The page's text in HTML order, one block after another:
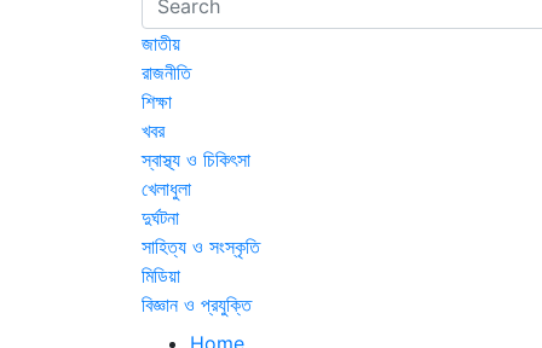
জাতীয়
রাজনীতি
শিক্ষা
খবর
স্বাস্থ্য ও চিকিৎসা
খেলাধুলা
দুর্ঘটনা
সাহিত্য ও সংস্কৃতি
মিডিয়া
বিজ্ঞান ও প্রযুক্তি
Home